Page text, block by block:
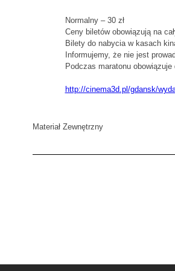
Normalny – 30 zł
Ceny biletów obowiązują na
Bilety do nabycia w kasach
Informujemy, że nie jest
Podczas maratonu
http://cinema3d.pl/gdansk/
Materiał Zewnętrzny